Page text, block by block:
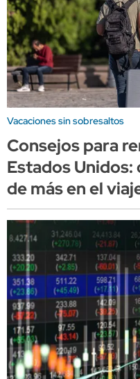
Vacaciones sin sobresaltos
Consejos para
Estados Unidos:
de más en el